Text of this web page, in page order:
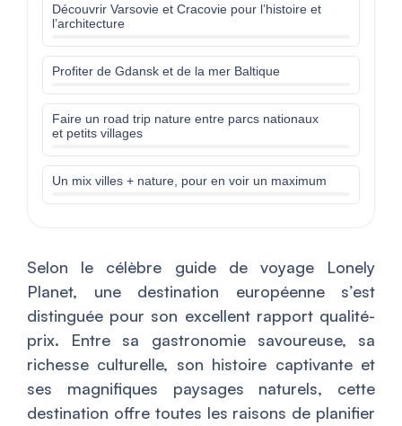
Découvrir Varsovie et Cracovie pour l’histoire et
l’architecture
Profiter de Gdansk et de la mer Baltique
Faire un road trip nature entre parcs nationaux
et petits villages
Un mix villes + nature, pour en voir un maximum
Selon le célèbre guide de voyage Lonely
Planet, une destination européenne s’est
distinguée pour son excellent rapport qualité-
prix. Entre sa gastronomie savoureuse, sa
richesse culturelle, son histoire captivante et
ses magnifiques paysages naturels, cette
destination offre toutes les raisons de planifier